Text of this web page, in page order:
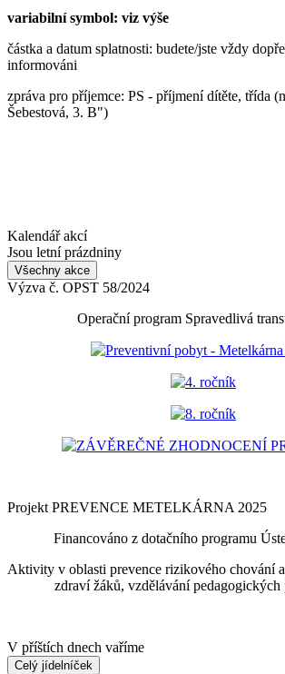
variabilní symbol: viz výše
částka a datum splatnosti: budete/jste vždy
informováni
zpráva pro příjemce: PS - příjmení dítěte, třída
Šebestová, 3. B")
Kalendář akcí
Jsou letní prázdniny
Všechny akce
Výzva č. OPST 58/2024
Operační program Spravedlivá
Preventivní pobyt -
4. ročník
8. ročník
ZÁVĚREČNÉ ZHODNOCENÍ
Projekt PREVENCE METELKÁRNA 2025
Financováno z dotačního programu
Aktivity v oblasti prevence rizikového chování
zdraví žáků, vzdělávání pedagogických
V příštích dnech vaříme
Celý jídelníček